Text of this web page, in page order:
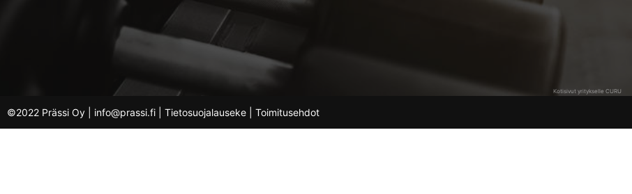
Kotisivut yritykselle CURU
©2022 Prässi Oy | info@prassi.fi | Tietosuojalauseke Toimitusehdot